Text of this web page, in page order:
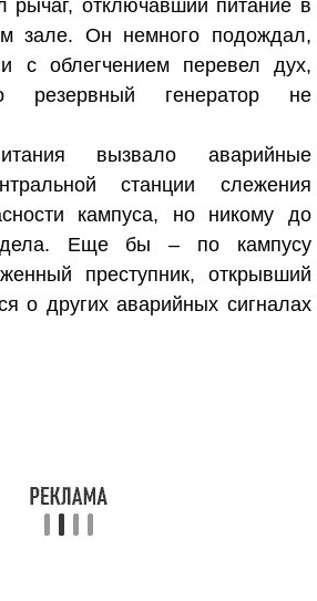
рычаг, отключавший питание в
зале. Он немного подождал,
с облегчением перевел дух,
резервный генератор не
вызвало аварийные
станции слежения
кампуса, но никому до
Еще бы – по кампусу
преступник, открывший
о других аварийных сигналах